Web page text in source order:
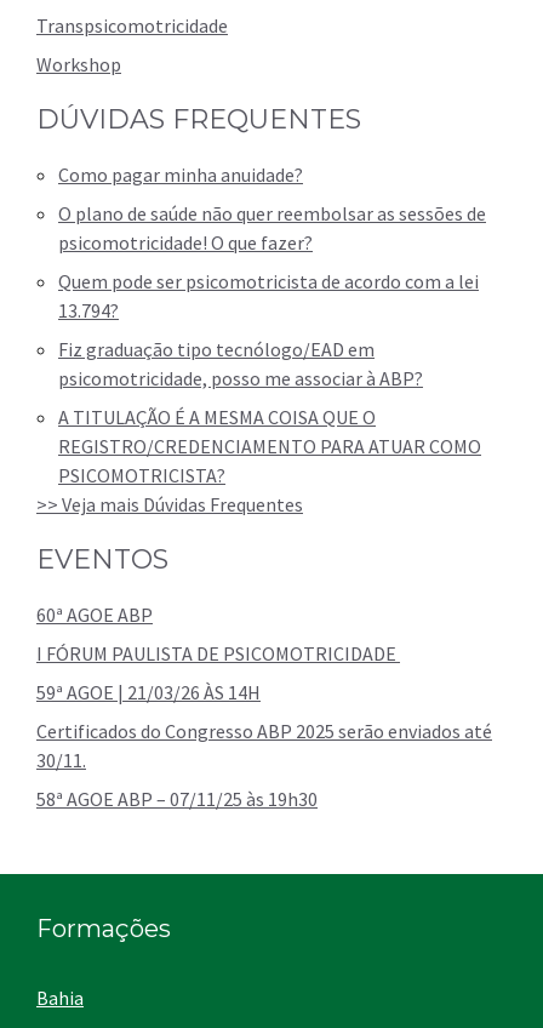
Transpsicomotricidade
Workshop
DÚVIDAS FREQUENTES
Como pagar minha anuidade?
O plano de saúde não quer reembolsar as sessões de
psicomotricidade! O que fazer?
Quem pode ser psicomotricista de acordo com a lei
13.794?
Fiz graduação tipo tecnólogo/EAD em
psicomotricidade, posso me associar à ABP?
A TITULAÇÃO É A MESMA COISA QUE O
REGISTRO/CREDENCIAMENTO PARA ATUAR COMO
PSICOMOTRICISTA?
>> Veja mais Dúvidas Frequentes
EVENTOS
60ª AGOE ABP
I FÓRUM PAULISTA DE PSICOMOTRICIDADE
59ª AGOE | 21/03/26 ÀS 14H
Certificados do Congresso ABP 2025 serão enviados até
30/11.
58ª AGOE ABP – 07/11/25 às 19h30
Formações
Bahia